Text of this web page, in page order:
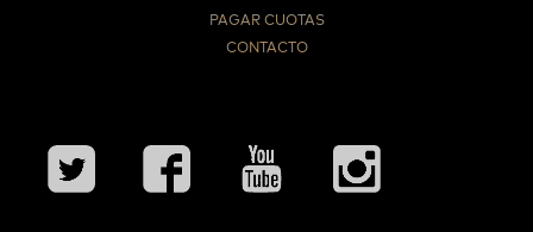
PAGAR CUOTAS
CONTACTO